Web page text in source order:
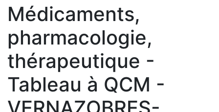
Médicaments,
pharmacologie,
thérapeutique -
Tableau à QCM -